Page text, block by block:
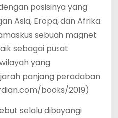
posisinya yang
Asia, Eropa, dan Afrika.
sebuah magnet
sebagai pusat
yang
panjang peradaban
books/2019)
selalu dibayangi